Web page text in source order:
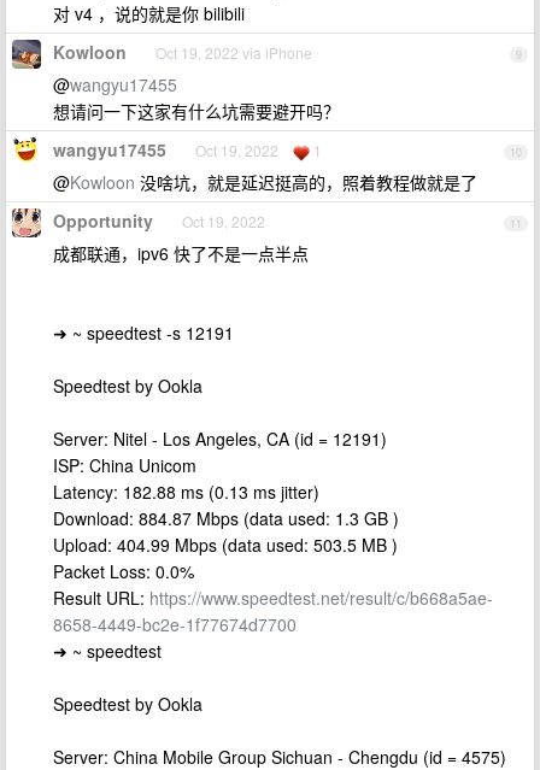
对 v4 ，说的就是你 bilibili
9
Kowloon Oct 19, 2022 via iPhone
@wangyu17455
想请问一下这家有什么坑需要避开吗？
10
wangyu17455 Oct 19, 2022 1
@Kowloon 没啥坑，就是延迟挺高的，照着教程做就是了
11
Opportunity Oct 19, 2022
成都联通，ipv6 快了不是一点半点
➜ ~ speedtest -s 12191
Speedtest by Ookla
Server: Nitel - Los Angeles, CA (id = 12191)
ISP: China Unicom
Latency: 182.88 ms (0.13 ms jitter)
Download: 884.87 Mbps (data used: 1.3 GB )
Upload: 404.99 Mbps (data used: 503.5 MB )
Packet Loss: 0.0%
Result URL: https://www.speedtest.net/result/c/b668a5ae-
8658-4449-bc2e-1f77674d7700
➜ ~ speedtest
Speedtest by Ookla
Server: China Mobile Group Sichuan - Chengdu (id = 4575)